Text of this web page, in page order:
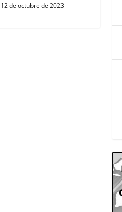
12 de octubre de 2023